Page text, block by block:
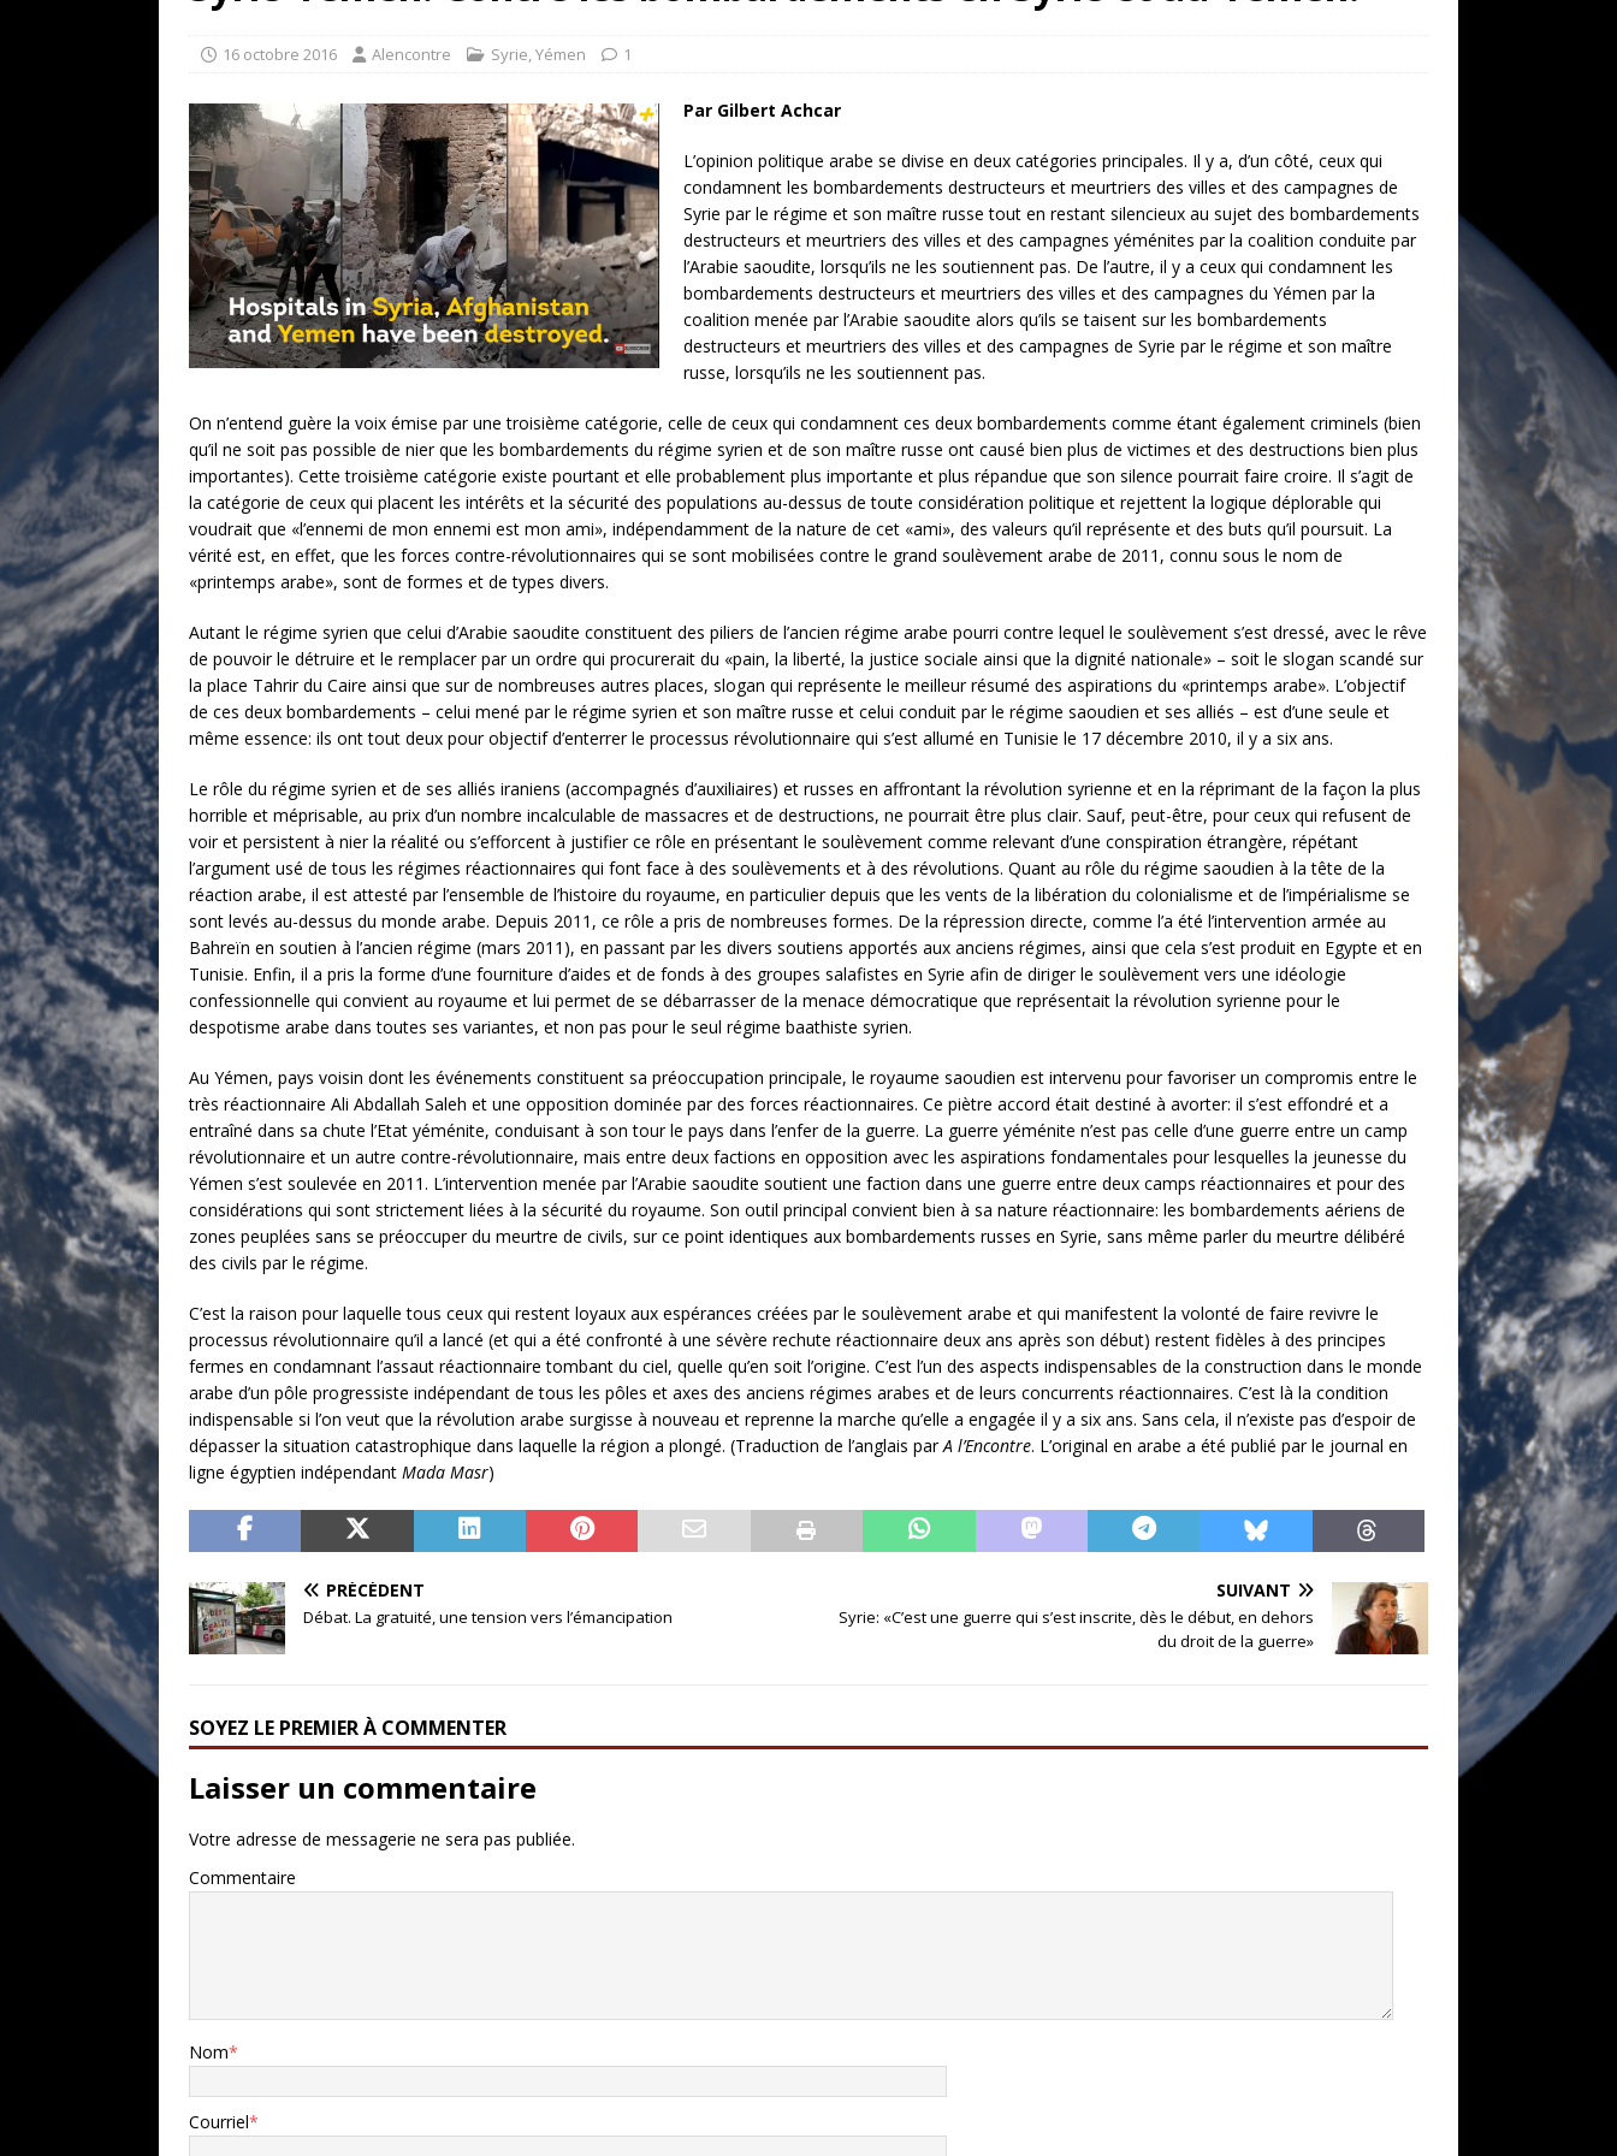
goût… et une menace»
ETATS-UNIS
[ 14 juin 2020 ] Brésil. Les vies noires comptent: l’urgence de la démilitarisation de la Police militaire
* LA UNE
16 octobre 2016 Alencontre Syrie,Yémen 1
Par Gilbert Achcar
L’opinion politique arabe se divise en deux catégories principales. Il y a, d’un côté, ceux qui
condamnent les bombardements destructeurs et meurtriers des villes et des campagnes de
Syrie par le régime et son maître russe tout en restant silencieux au sujet des bombardements
destructeurs et meurtriers des villes et des campagnes yéménites par la coalition conduite par
l’Arabie saoudite, lorsqu’ils ne les soutiennent pas. De l’autre, il y a ceux qui condamnent les
bombardements destructeurs et meurtriers des villes et des campagnes du Yémen par la
coalition menée par l’Arabie saoudite alors qu’ils se taisent sur les bombardements
destructeurs et meurtriers des villes et des campagnes de Syrie par le régime et son maître
russe, lorsqu’ils ne les soutiennent pas.
On n’entend guère la voix émise par une troisième catégorie, celle de ceux qui condamnent ces deux bombardements comme étant également criminels (bien
qu’il ne soit pas possible de nier que les bombardements du régime syrien et de son maître russe ont causé bien plus de victimes et des destructions bien plus
importantes). Cette troisième catégorie existe pourtant et elle probablement plus importante et plus répandue que son silence pourrait faire croire. Il s’agit de
la catégorie de ceux qui placent les intérêts et la sécurité des populations au-dessus de toute considération politique et rejettent la logique déplorable qui
voudrait que «l’ennemi de mon ennemi est mon ami», indépendamment de la nature de cet «ami», des valeurs qu’il représente et des buts qu’il poursuit. La
vérité est, en effet, que les forces contre-révolutionnaires qui se sont mobilisées contre le grand soulèvement arabe de 2011, connu sous le nom de
«printemps arabe», sont de formes et de types divers.
Autant le régime syrien que celui d’Arabie saoudite constituent des piliers de l’ancien régime arabe pourri contre lequel le soulèvement s’est dressé, avec le rêve
de pouvoir le détruire et le remplacer par un ordre qui procurerait du «pain, la liberté, la justice sociale ainsi que la dignité nationale» – soit le slogan scandé sur
la place Tahrir du Caire ainsi que sur de nombreuses autres places, slogan qui représente le meilleur résumé des aspirations du «printemps arabe». L’objectif
de ces deux bombardements – celui mené par le régime syrien et son maître russe et celui conduit par le régime saoudien et ses alliés – est d’une seule et
même essence: ils ont tout deux pour objectif d’enterrer le processus révolutionnaire qui s’est allumé en Tunisie le 17 décembre 2010, il y a six ans.
Le rôle du régime syrien et de ses alliés iraniens (accompagnés d’auxiliaires) et russes en affrontant la révolution syrienne et en la réprimant de la façon la plus
horrible et méprisable, au prix d’un nombre incalculable de massacres et de destructions, ne pourrait être plus clair. Sauf, peut-être, pour ceux qui refusent de
voir et persistent à nier la réalité ou s’efforcent à justifier ce rôle en présentant le soulèvement comme relevant d’une conspiration étrangère, répétant
l’argument usé de tous les régimes réactionnaires qui font face à des soulèvements et à des révolutions. Quant au rôle du régime saoudien à la tête de la
réaction arabe, il est attesté par l’ensemble de l’histoire du royaume, en particulier depuis que les vents de la libération du colonialisme et de l’impérialisme se
sont levés au-dessus du monde arabe. Depuis 2011, ce rôle a pris de nombreuses formes. De la répression directe, comme l’a été l’intervention armée au
Bahreïn en soutien à l’ancien régime (mars 2011), en passant par les divers soutiens apportés aux anciens régimes, ainsi que cela s’est produit en Egypte et en
Tunisie. Enfin, il a pris la forme d’une fourniture d’aides et de fonds à des groupes salafistes en Syrie afin de diriger le soulèvement vers une idéologie
confessionnelle qui convient au royaume et lui permet de se débarrasser de la menace démocratique que représentait la révolution syrienne pour le
despotisme arabe dans toutes ses variantes, et non pas pour le seul régime baathiste syrien.
Au Yémen, pays voisin dont les événements constituent sa préoccupation principale, le royaume saoudien est intervenu pour favoriser un compromis entre le
très réactionnaire Ali Abdallah Saleh et une opposition dominée par des forces réactionnaires. Ce piètre accord était destiné à avorter: il s’est effondré et a
entraîné dans sa chute l’Etat yéménite, conduisant à son tour le pays dans l’enfer de la guerre. La guerre yéménite n’est pas celle d’une guerre entre un camp
révolutionnaire et un autre contre-révolutionnaire, mais entre deux factions en opposition avec les aspirations fondamentales pour lesquelles la jeunesse du
Yémen s’est soulevée en 2011. L’intervention menée par l’Arabie saoudite soutient une faction dans une guerre entre deux camps réactionnaires et pour des
considérations qui sont strictement liées à la sécurité du royaume. Son outil principal convient bien à sa nature réactionnaire: les bombardements aériens de
zones peuplées sans se préoccuper du meurtre de civils, sur ce point identiques aux bombardements russes en Syrie, sans même parler du meurtre délibéré
des civils par le régime.
C’est la raison pour laquelle tous ceux qui restent loyaux aux espérances créées par le soulèvement arabe et qui manifestent la volonté de faire revivre le
processus révolutionnaire qu’il a lancé (et qui a été confronté à une sévère rechute réactionnaire deux ans après son début) restent fidèles à des principes
fermes en condamnant l’assaut réactionnaire tombant du ciel, quelle qu’en soit l’origine. C’est l’un des aspects indispensables de la construction dans le monde
arabe d’un pôle progressiste indépendant de tous les pôles et axes des anciens régimes arabes et de leurs concurrents réactionnaires. C’est là la condition
indispensable si l’on veut que la révolution arabe surgisse à nouveau et reprenne la marche qu’elle a engagée il y a six ans. Sans cela, il n’existe pas d’espoir de
dépasser la situation catastrophique dans laquelle la région a plongé. (Traduction de l’anglais parA l’Encontre. L’original en arabe a été publié par le journal en
ligne égyptien indépendant Mada Masr)
PRÉCÉDENT
Débat. La gratuité, une tension vers l’émancipation
SUIVANT
Syrie: «C’est une guerre qui s’est inscrite, dès le début, en dehors
du droit de la guerre»
SOYEZ LE PREMIER À COMMENTER
Laisser un commentaire
Votre adresse de messagerie ne sera pas publiée.
Commentaire
Nom*
Courriel*